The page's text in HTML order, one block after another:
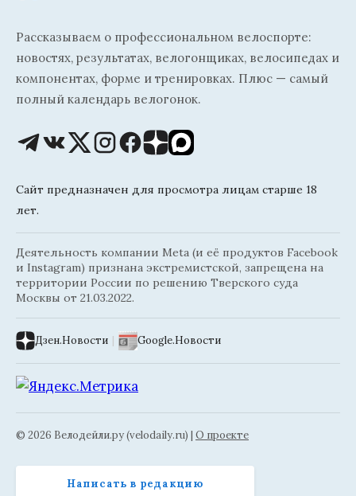
Рассказываем о профессиональном велоспорте:
новостях, результатах, велогонщиках, велосипедах и
компонентах, форме и тренировках. Плюс — самый
полный календарь велогонок.
Сайт предназначен для просмотра лицам старше 18
лет.
Деятельность компании Meta (и её продуктов Facebook
и Instagram) признана экстремистской, запрещена на
территории России по решению Тверского суда
Москвы от 21.03.2022.
Дзен.Новости | Google.Новости
© 2026 Велодейли.ру (velodaily.ru) | О проекте
Написать в редакцию